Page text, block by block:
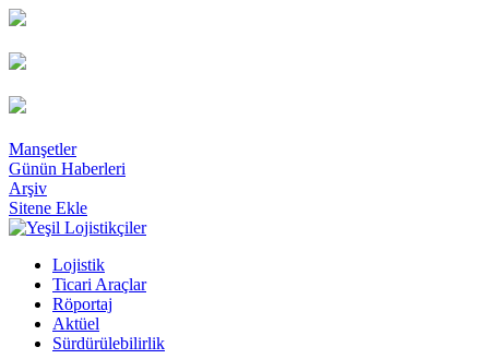
Manşetler
Günün Haberleri
Arşiv
Sitene Ekle
Lojistik
Ticari Araçlar
Röportaj
Aktüel
Sürdürülebilirlik